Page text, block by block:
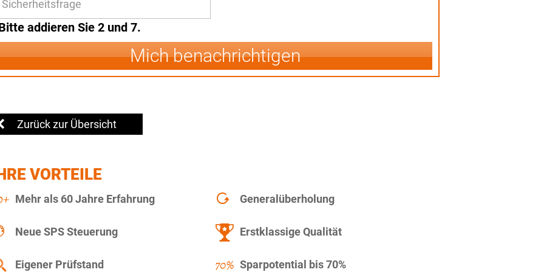
addieren Sie 2 und 7.
Mich benachrichtigen
Zurück zur Übersicht
VORTEILE
Mehr als 60 Jahre Erfahrung Generalüberholung
Neue SPS Steuerung Erstklassige Qualität
Eigener Prüfstand Sparpotential bis 70%